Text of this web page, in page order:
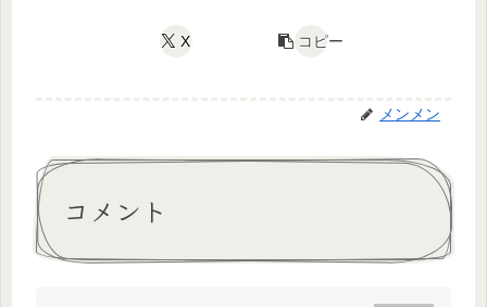
X コピー
メンメン
コメント